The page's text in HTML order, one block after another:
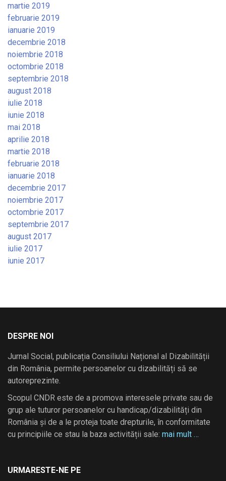
martie 2019
februarie 2019
ianuarie 2019
decembrie 2018
noiembrie 2018
octombrie 2018
septembrie 2018
august 2018
iulie 2018
iunie 2018
mai 2018
aprilie 2018
martie 2018
februarie 2018
ianuarie 2018
decembrie 2017
noiembrie 2017
octombrie 2017
septembrie 2017
august 2017
iulie 2017
iunie 2017
DESPRE NOI
Jurnal Social, publicația Consiliului Național al Dizabilității
din România, permite persoanelor cu dizabilități să se
autoreprezinte.
Scopul CNDR este de a promova interesele private sau de
grup ale tuturor persoanelor cu handicap/dizabilități din
România și de a le proteja toate drepturile, în conformitate
cu principiile ce stau la baza activității sale: mai mult …
URMARESTE-NE PE